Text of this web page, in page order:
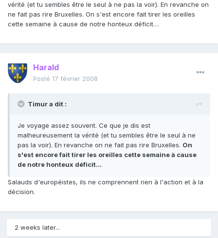
vérité (et tu sembles être le seul à ne pas la voir). En revanche on
ne fait pas rire Bruxelles. On s'est encore fait tirer les oreilles
cette semaine à cause de notre honteux déficit…
Harald
Posté 17 février 2008
Timur a dit :
Je voyage assez souvent. Ce que je dis est
malheureusement la vérité (et tu sembles être le seul à ne
pas la voir). En revanche on ne fait pas rire Bruxelles. On
s'est encore fait tirer les oreilles cette semaine à cause
de notre honteux déficit…
Salauds d'européistes, ils ne comprennent rien à l'action et à la
décision.
2 weeks later...